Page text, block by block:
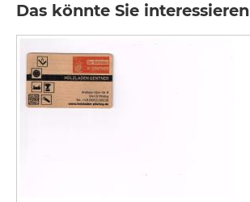
Das könnte Sie interessieren